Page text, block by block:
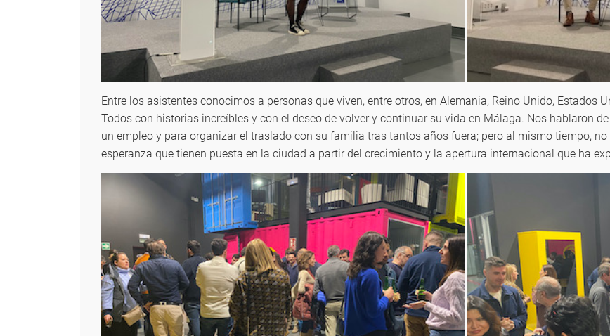
Entre los asistentes conocimos a personas que viven, entre otros, en Alemania, Reino Unido, Estados
Todos con historias increíbles y con el deseo de volver y continuar su vida en Málaga. Nos hablaron
un empleo y para organizar el traslado con su familia tras tantos años fuera; pero al mismo tiempo,
esperanza que tienen puesta en la ciudad a partir del crecimiento y la apertura internacional que ha